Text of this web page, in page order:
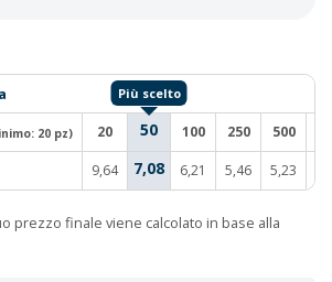
20 pz) 20 50 100 250 500
9,64 7,08 6,21 5,46 5,23
prezzo finale viene calcolato in base alla